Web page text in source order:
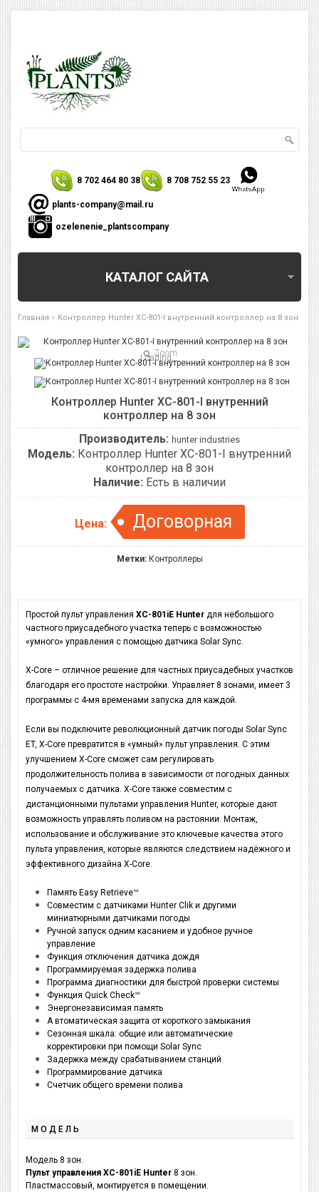
8 702 464 80 38 8 708 752 55 23
plants-company@mail.ru
ozelenenie_plantscompany
КАТАЛОГ САЙТА
Главная » Контроллер Hunter XC-801-I внутренний контроллер на 8 зон
Zoom
Loading...
Контроллер Hunter XC-801-I внутренний
контроллер на 8 зон
Производитель: hunter industries
Модель: Контроллер Hunter XC-801-I внутренний
контроллер на 8 зон
Наличие: Есть в наличии
Цена: Договорная
Метки: Контроллеры
Простой пульт управления XC-801iE Hunter для небольшого
частного приусадебного участка теперь с возможностью
«умного» управления с помощью датчика Solar Sync.
X-Core – отличное решение для частных приусадебных участков
благодаря его простоте настройки. Управляет 8 зонами, имеет 3
программы с 4-мя временами запуска для каждой.
Если вы подключите революционный датчик погоды Solar Sync
ET, X-Core превратится в «умный» пульт управления. С этим
улучшением X-Core сможет сам регулировать
продолжительность полива в зависимости от погодных данных
получаемых с датчика. X-Core также совместим с
дистанционными пультами управления Hunter, которые дают
возможность управлять поливом на растоянии. Монтаж,
использование и обслуживание это ключевые качества этого
пульта управления, которые являются следствием надёжного и
эффективного дизайна X-Core.
Память Easy Retrieve™
Совместим с датчиками Hunter Clik и другими
миниатюрными датчиками погоды
Ручной запуск одним касанием и удобное ручное
управление
Функция отключения датчика дождя
Программируемая задержка полива
Программа диагностики для быстрой проверки системы
Функция Quick Check™
Энергонезависимая память
А втоматическая защита от короткого замыкания
Сезонная шкала: общие или автоматические
корректировки при помощи Solar Sync
Задержка между срабатыванием станций
Программирование датчика
Счетчик общего времени полива
МОДЕЛЬ
Модель 8 зон.
Пульт управления XC-801iE Hunter 8 зон.
Пластмассовый, монтируется в помещении.